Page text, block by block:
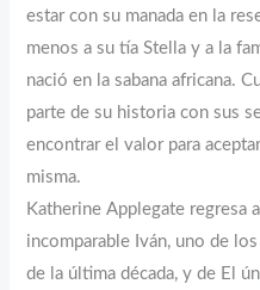
estar con su manada en la
menos a su tía Stella y a la
nació en la sabana africana.
parte de su historia con sus
encontrar el valor para
misma.
Katherine Applegate regresa
incomparable Iván, uno de
de la última década, y de El